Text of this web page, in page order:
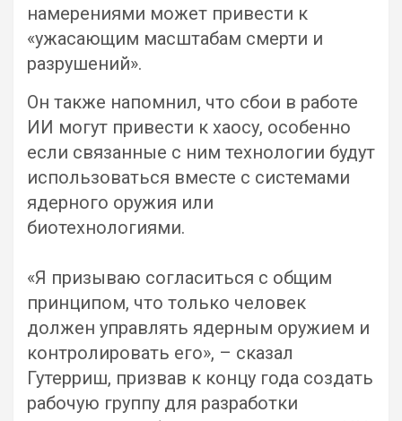
намерениями может привести к
«ужасающим масштабам смерти и
разрушений».
Он также напомнил, что сбои в работе
ИИ могут привести к хаосу, особенно
если связанные с ним технологии будут
использоваться вместе с системами
ядерного оружия или
биотехнологиями.
«Я призываю согласиться с общим
принципом, что только человек
должен управлять ядерным оружием и
контролировать его», – сказал
Гутерриш, призвав к концу года создать
рабочую группу для разработки